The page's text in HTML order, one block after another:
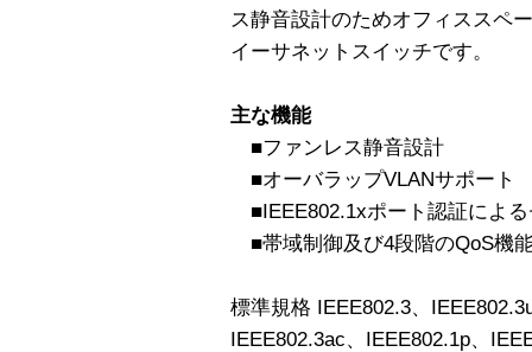
ス静音設計のためオフィススペ
イーサネットスイッチです。
主な機能
■ファンレス静音設計
■オーバラップVLANサポート
■IEEE802.1xポート認証によ
■帯域制御及び4段階のQoS機
標準規格 IEEE802.3、
IEEE802.3ac、IEEE802.1p、